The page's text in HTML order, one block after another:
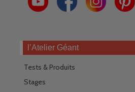
l’Atelier Géant
Tests & Produits
Stages